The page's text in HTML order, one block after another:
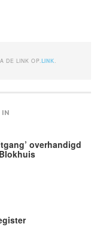
DE LINK OP. LINK
IN
overhandigd